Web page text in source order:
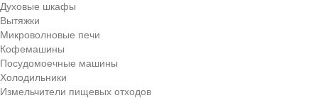
Духовые шкафы
Вытяжки
Микроволновые печи
Кофемашины
Посудомоечные машины
Холодильники
Измельчители пищевых отходов